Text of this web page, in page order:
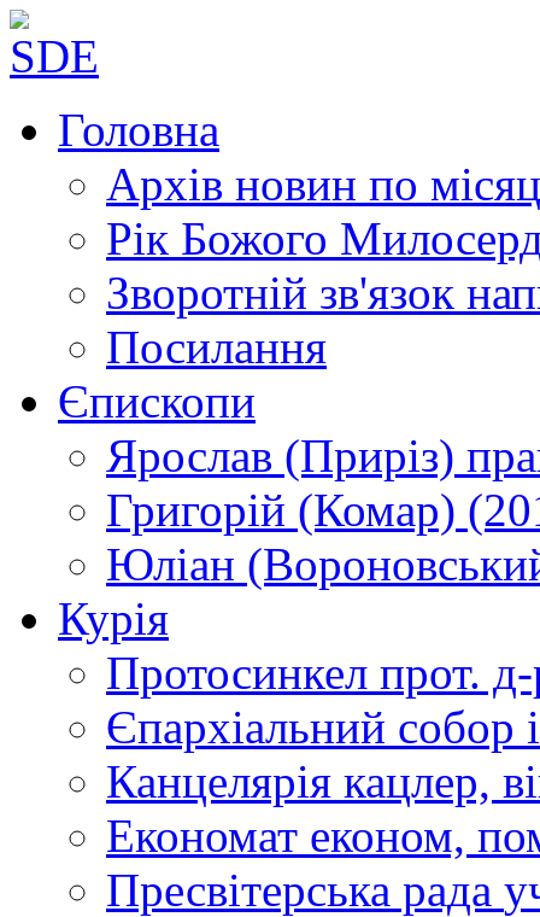
Головна
Архів новин по
Рік Божого
Зворотній зв'язок
Посилання
Єпископи
Ярослав (Приріз)
Григорій (Комар)
Юліан
Курія
Протосинкел прот.
Єпархіальний собор
Канцелярія кацлер,
Економат економ,
Пресвітерська рада